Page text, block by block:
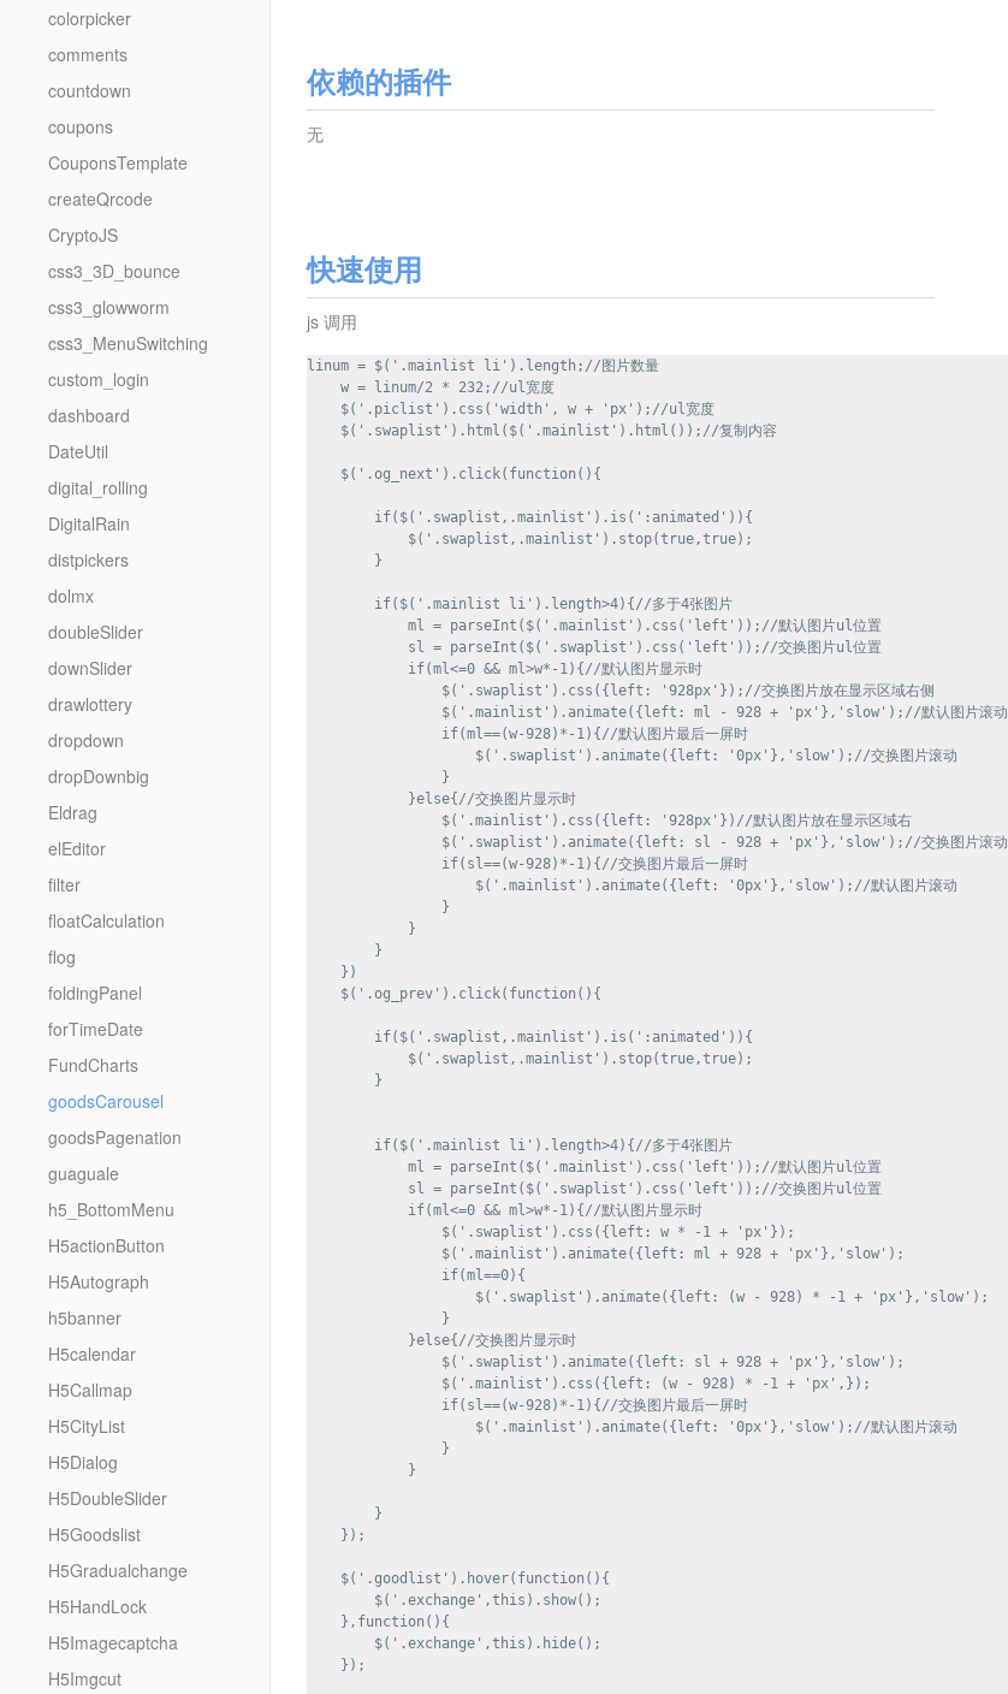
colorpicker
comments
countdown
coupons
CouponsTemplate
createQrcode
CryptoJS
css3_3D_bounce
css3_glowworm
css3_MenuSwitching
custom_login
dashboard
DateUtil
digital_rolling
DigitalRain
distpickers
dolmx
doubleSlider
downSlider
drawlottery
dropdown
dropDownbig
Eldrag
elEditor
filter
floatCalculation
flog
foldingPanel
forTimeDate
FundCharts
goodsCarousel
goodsPagenation
guaguale
h5_BottomMenu
H5actionButton
H5Autograph
h5banner
H5calendar
H5Callmap
H5CityList
H5Dialog
H5DoubleSlider
H5Goodslist
H5Gradualchange
H5HandLock
H5Imagecaptcha
H5Imgcut
依赖的插件
无
快速使用
js 调用
linum = $('.mainlist li').length;//图片数量
    w = linum/2 * 232;//ul宽度
    $('.piclist').css('width', w + 'px');//ul宽度
    $('.swaplist').html($('.mainlist').html());//复制内容
    $('.og_next').click(function(){
        if($('.swaplist,.mainlist').is(':animated')){
            $('.swaplist,.mainlist').stop(true,true);
        }
        if($('.mainlist li').length>4){//多于4张图片
            ml = parseInt($('.mainlist').css('left'));//默认图片ul位置
            sl = parseInt($('.swaplist').css('left'));//交换图片ul位置
            if(ml<=0 && ml>w*-1){//默认图片显示时
                $('.swaplist').css({left: '928px'});//交换图片放在显示区域右侧
                $('.mainlist').animate({left: ml - 928 + 'px'},'slow');//默认图片滚动
                if(ml==(w-928)*-1){//默认图片最后一屏时
                    $('.swaplist').animate({left: '0px'},'slow');//交换图片滚动
                }
            }else{//交换图片显示时
                $('.mainlist').css({left: '928px'})//默认图片放在显示区域右
                $('.swaplist').animate({left: sl - 928 + 'px'},'slow');//交换图片滚动
                if(sl==(w-928)*-1){//交换图片最后一屏时
                    $('.mainlist').animate({left: '0px'},'slow');//默认图片滚动
                }
            }
        }
    })
    $('.og_prev').click(function(){
        if($('.swaplist,.mainlist').is(':animated')){
            $('.swaplist,.mainlist').stop(true,true);
        }
        if($('.mainlist li').length>4){//多于4张图片
            ml = parseInt($('.mainlist').css('left'));//默认图片ul位置
            sl = parseInt($('.swaplist').css('left'));//交换图片ul位置
            if(ml<=0 && ml>w*-1){//默认图片显示时
                $('.swaplist').css({left: w * -1 + 'px'});
                $('.mainlist').animate({left: ml + 928 + 'px'},'slow');
                if(ml==0){
                    $('.swaplist').animate({left: (w - 928) * -1 + 'px'},'slow');
                }
            }else{//交换图片显示时
                $('.swaplist').animate({left: sl + 928 + 'px'},'slow');
                $('.mainlist').css({left: (w - 928) * -1 + 'px',});
                if(sl==(w-928)*-1){//交换图片最后一屏时
                    $('.mainlist').animate({left: '0px'},'slow');//默认图片滚动
                }
            }
        }
    });
    $('.goodlist').hover(function(){
        $('.exchange',this).show();
    },function(){
        $('.exchange',this).hide();
    });